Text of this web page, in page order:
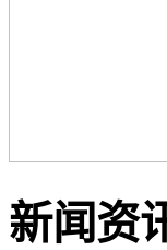
新闻资